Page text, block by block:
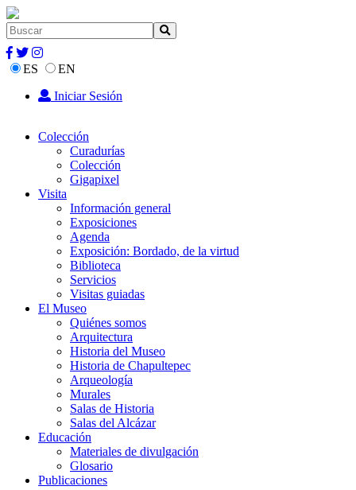
ES
EN
Iniciar Sesión
Colección
Curadurías
Colección
Gigapixel
Visita
Información general
Exposiciones
Agenda
Exposición: Bordado, de la virtud
Biblioteca
Servicios
Visitas guiadas
El Museo
Quiénes somos
Arquitectura
Historia del Museo
Historia de Chapultepec
Arqueología
Murales
Salas de Historia
Salas del Alcázar
Educación
Materiales de divulgación
Glosario
Publicaciones